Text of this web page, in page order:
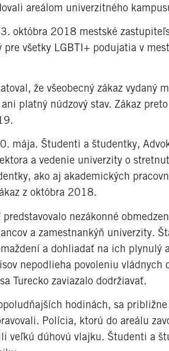
areálom univerzitného
októbra 2018 mestské
všetky LGBTI+ podujatia v
že všeobecný zákaz vydaný
platný núdzový stav. Zákaz
mája. Študenti a študentky,
a vedenie univerzity o
ako aj akademických
z októbra 2018.
nezákonné
a zamestnankýň univerzity.
a dohliadať na ich plynulý
nepodlieha povoleniu vládnych
Turecko zaviazalo dodržiavať.
hodinách, sa
Polícia, ktorú do areálu
veľkú dúhovú vlajku. Študenti a